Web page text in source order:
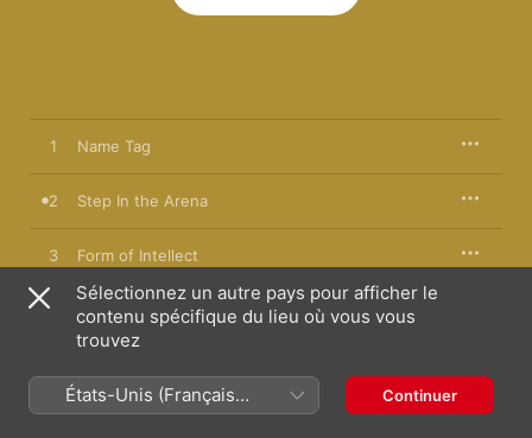
1 Name Tag
2 Step In the Arena
3 Form of Intellect
4
Execution of a Chump (No More Mr. Nice Guy,
Pt.2)
6 Beyond Comprehension
Sélectionnez un autre pays pour afficher le
contenu spécifique du lieu où vous vous
trouvez
États-Unis (Français
France)
Continuer